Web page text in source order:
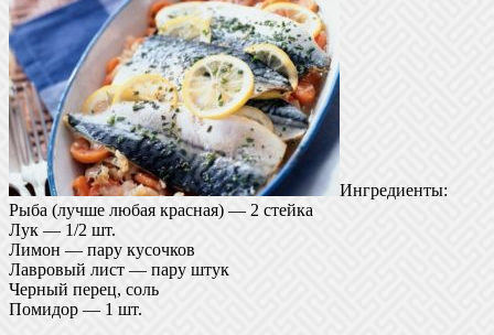
Ингредиенты:
Рыба (лучше любая красная) — 2 стейка
Лук — 1/2 шт.
Лимон — пару кусочков
Лавровый лист — пару штук
Черный перец, соль
Помидор — 1 шт.